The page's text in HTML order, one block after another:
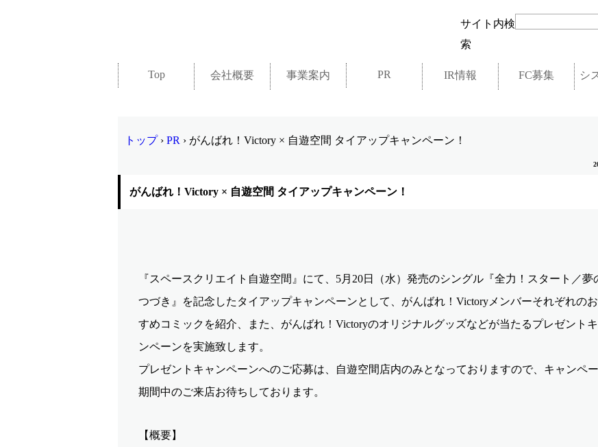
サイト内検
索
Top 会社概要 事業案内 PR IR情報 FC募集 シ
トップ › PR › がんばれ！Victory × 自遊空間 タイアップキャンペーン！
がんばれ！Victory × 自遊空間 タイアップキャンペーン！
『スペースクリエイト自遊空間』にて、5月20日（水）発売のシングル『全力！スタート／夢
つづき』を記念したタイアップキャンペーンとして、がんばれ！Victoryメンバーそれぞれの
すめコミックを紹介、また、がんばれ！Victoryのオリジナルグッズなどが当たるプレゼント
ンペーンを実施致します。
プレゼントキャンペーンへのご応募は、自遊空間店内のみとなっておりますので、キャンペ
期間中のご来店お待ちしております。
【概要】